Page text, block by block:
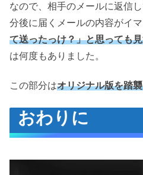
なので、相手のメールに返信
分後に届くメールの内容がイマ
て送ったっけ？」と思っても
は何度もありました。
この部分はオリジナル版を踏
おわりに